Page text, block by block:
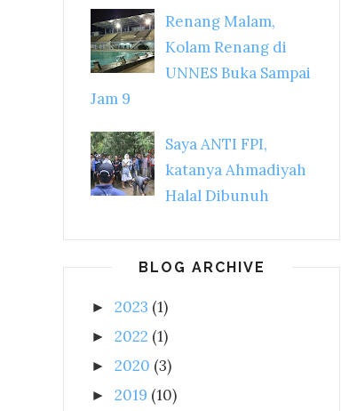
Renang Malam,
Kolam Renang di
UNNES Buka Sampai
Jam 9
Saya ANTI FPI,
katanya Ahmadiyah
Halal Dibunuh
BLOG ARCHIVE
► 2023 (1)
► 2022 (1)
► 2020 (3)
► 2019 (10)